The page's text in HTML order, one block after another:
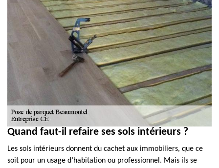
Quand faut-il refaire ses sols intérieurs ?
Les sols intérieurs donnent du cachet aux immobiliers, que ce
soit pour un usage d’habitation ou professionnel. Mais ils se